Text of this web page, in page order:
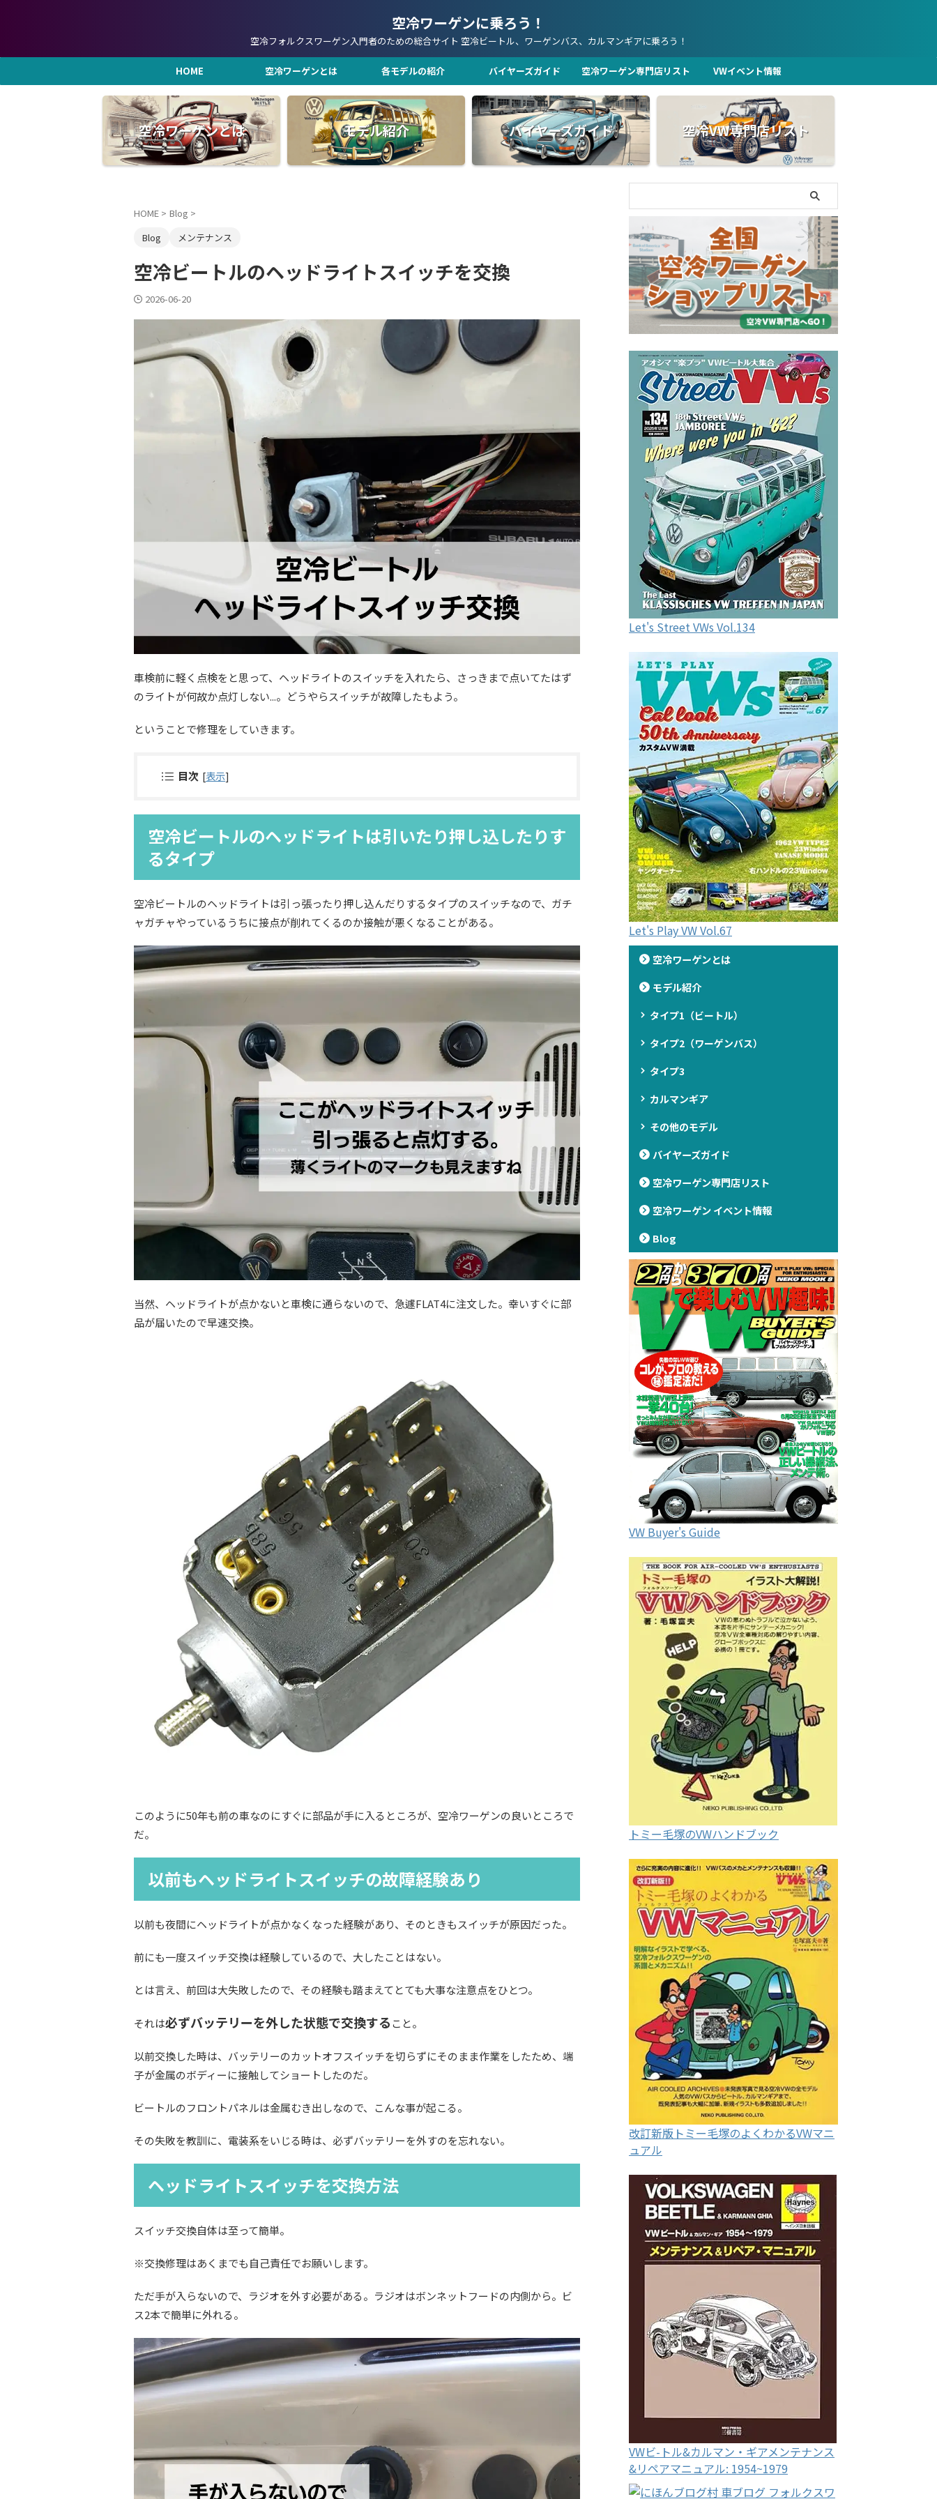
空冷ワーゲンに乗ろう！
空冷フォルクスワーゲン入門者のための総合サイト 空冷ビートル、ワーゲンバス、カルマンギアに乗ろう！
HOME 空冷ワーゲンとは 各モデルの紹介 バイヤーズガイド 空冷ワーゲン専門店リスト VWイベント情報
空冷ワーゲンとは モデル紹介 バイヤーズガイド 空冷VW専門店リスト
HOME > Blog >
Blog
メンテナンス
空冷ビートルのヘッドライトスイッチを交換
2026-06-20
車検前に軽く点検をと思って、ヘッドライトのスイッチを入れたら、さっきまで点いてたはず
のライトが何故か点灯しない...。どうやらスイッチが故障したもよう。
ということで修理をしていきます。
目次 [表示]
空冷ビートルのヘッドライトは引いたり押し込したりす
るタイプ
空冷ビートルのヘッドライトは引っ張ったり押し込んだりするタイプのスイッチなので、ガチ
ャガチャやっているうちに接点が削れてくるのか接触が悪くなることがある。
当然、ヘッドライトが点かないと車検に通らないので、急遽FLAT4に注文した。幸いすぐに部
品が届いたので早速交換。
このように50年も前の車なのにすぐに部品が手に入るところが、空冷ワーゲンの良いところで
だ。
以前もヘッドライトスイッチの故障経験あり
以前も夜間にヘッドライトが点かなくなった経験があり、そのときもスイッチが原因だった。
前にも一度スイッチ交換は経験しているので、大したことはない。
とは言え、前回は大失敗したので、その経験も踏まえてとても大事な注意点をひとつ。
それは必ずバッテリーを外した状態で交換すること。
以前交換した時は、バッテリーのカットオフスイッチを切らずにそのまま作業をしたため、端
子が金属のボディーに接触してショートしたのだ。
ビートルのフロントパネルは金属むき出しなので、こんな事が起こる。
その失敗を教訓に、電装系をいじる時は、必ずバッテリーを外すのを忘れない。
ヘッドライトスイッチを交換方法
スイッチ交換自体は至って簡単。
※交換修理はあくまでも自己責任でお願いします。
ただ手が入らないので、ラジオを外す必要がある。ラジオはボンネットフードの内側から。ビ
ス2本で簡単に外れる。
Let's Street VWs Vol.134
Let's Play VW Vol.67
空冷ワーゲンとは
モデル紹介
タイプ1（ビートル）
タイプ2（ワーゲンバス）
タイプ3
カルマンギア
その他のモデル
バイヤーズガイド
空冷ワーゲン専門店リスト
空冷ワーゲン イベント情報
Blog
VW Buyer's Guide
トミー毛塚のVWハンドブック
改訂新版トミー毛塚のよくわかるVWマニ
ュアル
VWビ-トル&カルマン・ギアメンテナンス
&リペアマニュアル: 1954~1979